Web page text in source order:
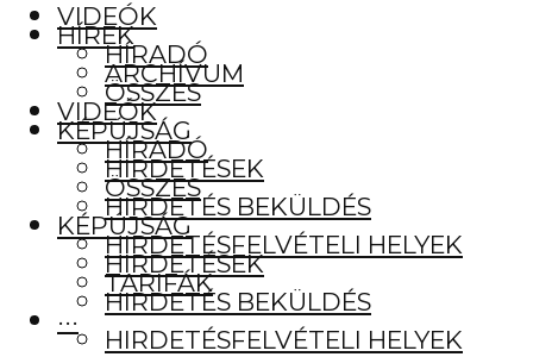
VIDEÓK
HÍRADÓ
ÖSSZES
KÉPÚJSÁG
HIRDETÉSEK
HIRDETÉS BEKÜLDÉS
HIRDETÉSFELVÉTELI HELYEK
TARIFÁK
···
HÍREK
ARCHÍVUM
VIDEÓK
HÍRADÓ
ÖSSZES
KÉPÚJSÁG
HIRDETÉSEK
HIRDETÉS BEKÜLDÉS
HIRDETÉSFELVÉTELI HELYEK